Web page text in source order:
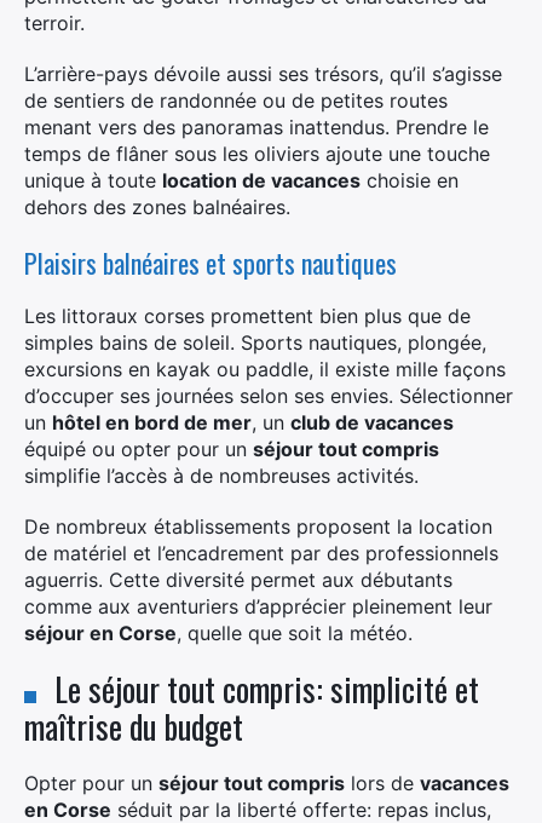
terroir.
L’arrière-pays dévoile aussi ses trésors, qu’il s’agisse
de sentiers de randonnée ou de petites routes
menant vers des panoramas inattendus. Prendre le
temps de flâner sous les oliviers ajoute une touche
unique à toute location de vacances choisie en
dehors des zones balnéaires.
Plaisirs balnéaires et sports nautiques
Les littoraux corses promettent bien plus que de
simples bains de soleil. Sports nautiques, plongée,
excursions en kayak ou paddle, il existe mille façons
d’occuper ses journées selon ses envies. Sélectionner
un hôtel en bord de mer, un club de vacances
équipé ou opter pour un séjour tout compris
simplifie l’accès à de nombreuses activités.
De nombreux établissements proposent la location
de matériel et l’encadrement par des professionnels
aguerris. Cette diversité permet aux débutants
comme aux aventuriers d’apprécier pleinement leur
séjour en Corse, quelle que soit la météo.
Le séjour tout compris: simplicité et
maîtrise du budget
Opter pour un séjour tout compris lors de vacances
en Corse séduit par la liberté offerte: repas inclus,